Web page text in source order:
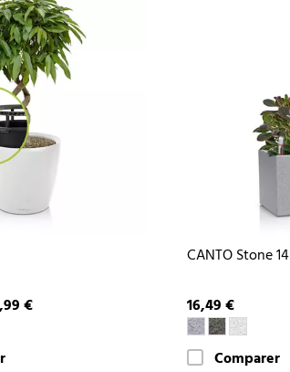
€
CANTO Stone 14
16,49 €
Comparer